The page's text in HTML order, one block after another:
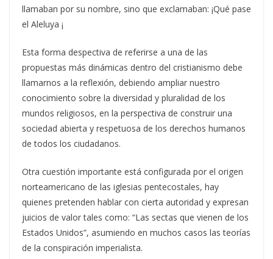
llamaban por su nombre, sino que exclamaban: ¡Qué pase
el Aleluya ¡
Esta forma despectiva de referirse a una de las
propuestas más dinámicas dentro del cristianismo debe
llamarnos a la reflexión, debiendo ampliar nuestro
conocimiento sobre la diversidad y pluralidad de los
mundos religiosos, en la perspectiva de construir una
sociedad abierta y respetuosa de los derechos humanos
de todos los ciudadanos.
Otra cuestión importante está configurada por el origen
norteamericano de las iglesias pentecostales, hay
quienes pretenden hablar con cierta autoridad y expresan
juicios de valor tales como: “Las sectas que vienen de los
Estados Unidos”, asumiendo en muchos casos las teorías
de la conspiración imperialista.